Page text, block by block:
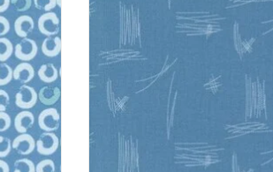
TOEVOEGEN AAN